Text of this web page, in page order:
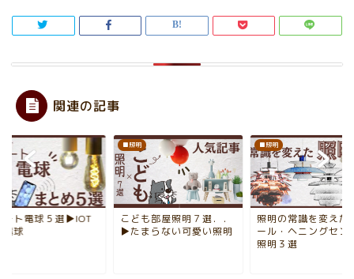
関連の記事
ート電球５選▶IOT
電球
■照明
こども部屋照明７選．．
▶たまらない可愛い照明
■照明
照明の常識を変えた
ール・ヘニングセン
照明３選